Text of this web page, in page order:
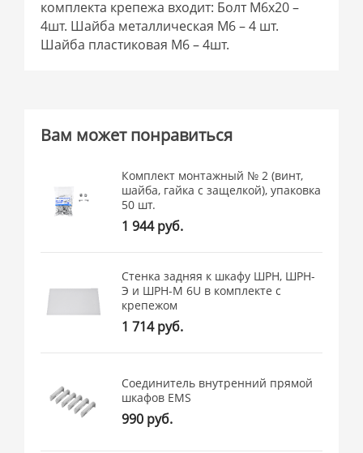
комплекта крепежа входит: Болт М6х20 –
4шт. Шайба металлическая М6 – 4 шт.
Шайба пластиковая М6 – 4шт.
Вам может понравиться
Комплект монтажный № 2 (винт,
шайба, гайка с защелкой), упаковка
50 шт.
1 944 руб.
Стенка задняя к шкафу ШРН, ШРН-
Э и ШРН-М 6U в комплекте с
крепежом
1 714 руб.
Соединитель внутренний прямой
шкафов EMS
990 руб.